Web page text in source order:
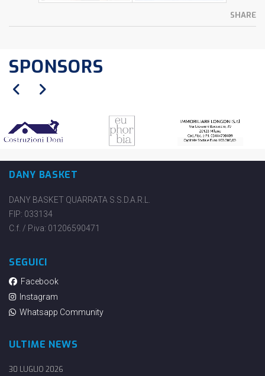
SHARE
SPONSORS
DANY BASKET
DANY BASKET QUARRATA S.S.D.A.R.L.
FIP: 033134
C.f. / P.iva: 01206590471
SEGUICI
Facebook
Instagram
Whatsapp Community
ULTIME NEWS
30 LUGLIO 2026